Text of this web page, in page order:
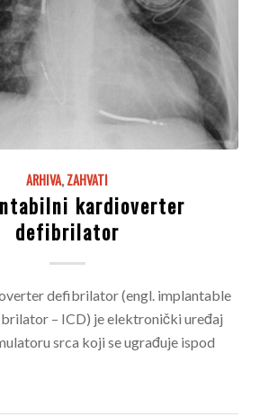
ARHIVA,ZAHVATI
kardioverter
defibrilator
defibrilator (engl. implantable
– ICD) je elektronički uređaj
srca koji se ugrađuje ispod